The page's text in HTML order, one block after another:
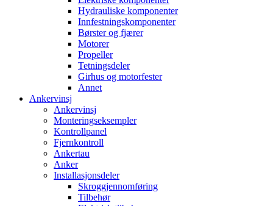
Hydrauliske komponenter
Innfestningskomponenter
Børster og fjærer
Motorer
Propeller
Tetningsdeler
Girhus og motorfester
Annet
Ankervinsj
Ankervinsj
Monteringseksempler
Kontrollpanel
Fjernkontroll
Ankertau
Anker
Installasjonsdeler
Skroggjennomføring
Tilbehør